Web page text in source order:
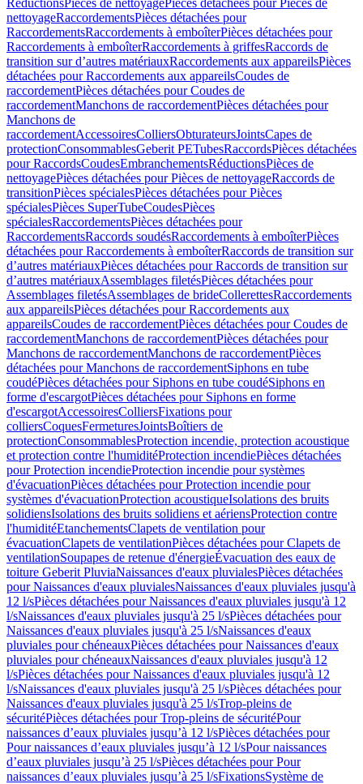
RéductionsPièces de nettoyagePièces détachées pour Pièces de
nettoyageRaccordementsPièces détachées pour
RaccordementsRaccordements à emboîterPièces détachées pour
Raccordements à emboîterRaccordements à griffesRaccords de
transition sur d’autres matériauxRaccordements aux appareilsPièces
détachées pour Raccordements aux appareilsCoudes de
raccordementPièces détachées pour Coudes de
raccordementManchons de raccordementPièces détachées pour
Manchons de
raccordementAccessoiresColliersObturateursJointsCapes de
protectionConsommablesGeberit PETubesRaccordsPièces détachées
pour RaccordsCoudesEmbranchementsRéductionsPièces de
nettoyagePièces détachées pour Pièces de nettoyageRaccords de
transitionPièces spécialesPièces détachées pour Pièces
spécialesPièces SuperTubeCoudesPièces
spécialesRaccordementsPièces détachées pour
RaccordementsRaccords soudésRaccordements à emboîterPièces
détachées pour Raccordements à emboîterRaccords de transition sur
d’autres matériauxPièces détachées pour Raccords de transition sur
d’autres matériauxAssemblages filetésPièces détachées pour
Assemblages filetésAssemblages de brideCollerettesRaccordements
aux appareilsPièces détachées pour Raccordements aux
appareilsCoudes de raccordementPièces détachées pour Coudes de
raccordementManchons de raccordementPièces détachées pour
Manchons de raccordementManchons de raccordementPièces
détachées pour Manchons de raccordementSiphons en tube
coudéPièces détachées pour Siphons en tube coudéSiphons en
forme d'escargotPièces détachées pour Siphons en forme
d'escargotAccessoiresColliersFixations pour
colliersCoquesFermeturesJointsBoîtiers de
protectionConsommablesProtection incendie, protection acoustique
et protection contre l'humiditéProtection incendiePièces détachées
pour Protection incendieProtection incendie pour systèmes
d'évacuationPièces détachées pour Protection incendie pour
systèmes d'évacuationProtection acoustiqueIsolations des bruits
solidiensIsolations des bruits solidiens et aériensProtection contre
l'humiditéEtanchementsClapets de ventilation pour
évacuationClapets de ventilationPièces détachées pour Clapets de
ventilationSoupapes de retenue d'énergieÉvacuation des eaux de
toiture Geberit PluviaNaissances d'eaux pluvialesPièces détachées
pour Naissances d'eaux pluvialesNaissances d'eaux pluviales jusqu'à
12 l/sPièces détachées pour Naissances d'eaux pluviales jusqu'à 12
l/sNaissances d'eaux pluviales jusqu'à 25 l/sPièces détachées pour
Naissances d'eaux pluviales jusqu'à 25 l/sNaissances d'eaux
pluviales pour chéneauxPièces détachées pour Naissances d'eaux
pluviales pour chéneauxNaissances d'eaux pluviales jusqu'à 12
l/sPièces détachées pour Naissances d'eaux pluviales jusqu'à 12
l/sNaissances d'eaux pluviales jusqu'à 25 l/sPièces détachées pour
Naissances d'eaux pluviales jusqu'à 25 l/sTrop-pleins de
sécuritéPièces détachées pour Trop-pleins de sécuritéPour
naissances d’eaux pluviales jusqu’à 12 l/sPièces détachées pour
Pour naissances d’eaux pluviales jusqu’à 12 l/sPour naissances
d’eaux pluviales jusqu’à 25 l/sPièces détachées pour Pour
naissances d’eaux pluviales jusqu’à 25 l/sFixationsSystème de